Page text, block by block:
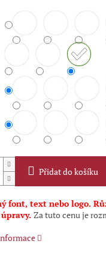
Přidat do košíku
font, text nebo logo.
Za tuto cenu je